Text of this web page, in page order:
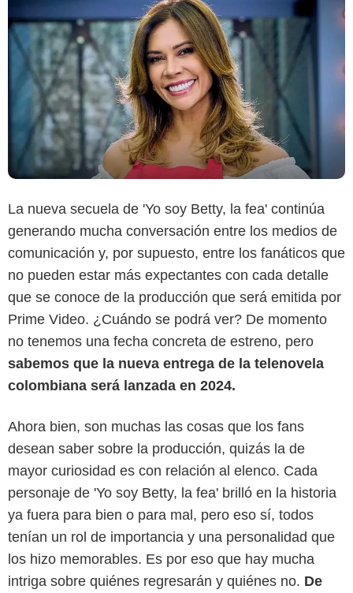
La nueva secuela de 'Yo soy Betty, la fea' continúa
generando mucha conversación entre los medios de
comunicación y, por supuesto, entre los fanáticos que
no pueden estar más expectantes con cada detalle
que se conoce de la producción que será emitida por
Prime Video. ¿Cuándo se podrá ver? De momento
no tenemos una fecha concreta de estreno, pero
sabemos que la nueva entrega de la telenovela
colombiana será lanzada en 2024.
Ahora bien, son muchas las cosas que los fans
desean saber sobre la producción, quizás la de
mayor curiosidad es con relación al elenco. Cada
personaje de 'Yo soy Betty, la fea' brilló en la historia
ya fuera para bien o para mal, pero eso sí, todos
tenían un rol de importancia y una personalidad que
los hizo memorables. Es por eso que hay mucha
intriga sobre quiénes regresarán y quiénes no. De